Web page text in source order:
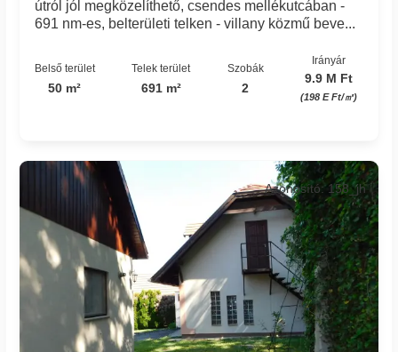
útról jól megközelíthető, csendes mellékutcában -
691 nm-es, belterületi telken - villany közmű beve...
Belső terület
50 m²
Telek terület
691 m²
Szobák
2
Irányár
9.9 M Ft
(198 E Ft/㎡)
Azonosító: 158_jh